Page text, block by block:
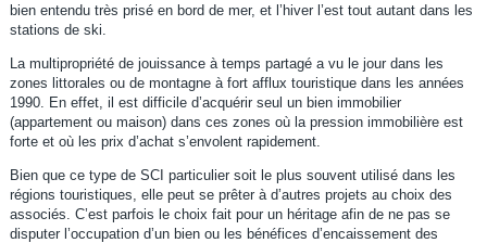
bien entendu très prisé en bord de mer, et l’hiver l’est tout autant dans les
stations de ski.
La multipropriété de jouissance à temps partagé a vu le jour dans les
zones littorales ou de montagne à fort afflux touristique dans les années
1990. En effet, il est difficile d’acquérir seul un bien immobilier
(appartement ou maison) dans ces zones où la pression immobilière est
forte et où les prix d’achat s’envolent rapidement.
Bien que ce type de SCI particulier soit le plus souvent utilisé dans les
régions touristiques, elle peut se prêter à d’autres projets au choix des
associés. C’est parfois le choix fait pour un héritage afin de ne pas se
disputer l’occupation d’un bien ou les bénéfices d’encaissement des